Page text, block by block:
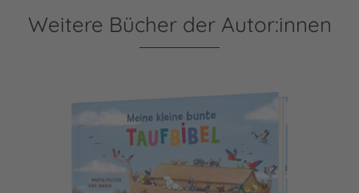
Weitere Bücher der Autor:innen